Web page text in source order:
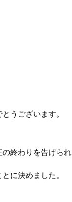
うございます。
終わりを告げられ
に決めました。